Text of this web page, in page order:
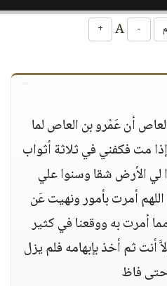
-
+
أن عَمْرو بن العاص لما
مت فكفني في ثلاثة أثواب
الأرض شقا وسنوا علي
أمرت بأمور ونهيت عَن
أمرت به ووقعنا في كثير
أنت ثم أخذ بإبهامه فلم يزل
فاظ